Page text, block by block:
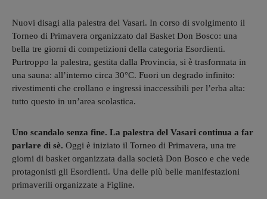
Nuovi disagi alla palestra del Vasari. In corso di svolgimento il
Torneo di Primavera organizzato dal Basket Don Bosco: una
bella tre giorni di competizioni della categoria Esordienti.
Purtroppo la palestra, gestita dalla Provincia, si è trasformata in
una sauna: all’interno circa 30°C. Fuori un degrado infinito:
rivestimenti che crollano e ingressi inaccessibili per l’erba alta:
tutto questo in un’area scolastica.
Uno scandalo senza fine. La palestra del Vasari continua a far
parlare di sè. Oggi è iniziato il Torneo di Primavera, una tre
giorni di basket organizzata dalla società Don Bosco e che vede
protagonisti gli Esordienti. Una delle più belle manifestazioni
primaverili organizzate a Figline.